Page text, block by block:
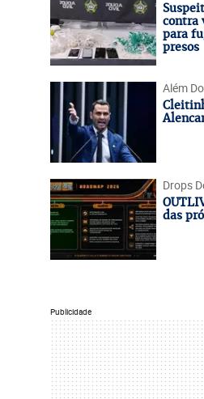
contra
para
presos
Além
Drops
das
Publicidade